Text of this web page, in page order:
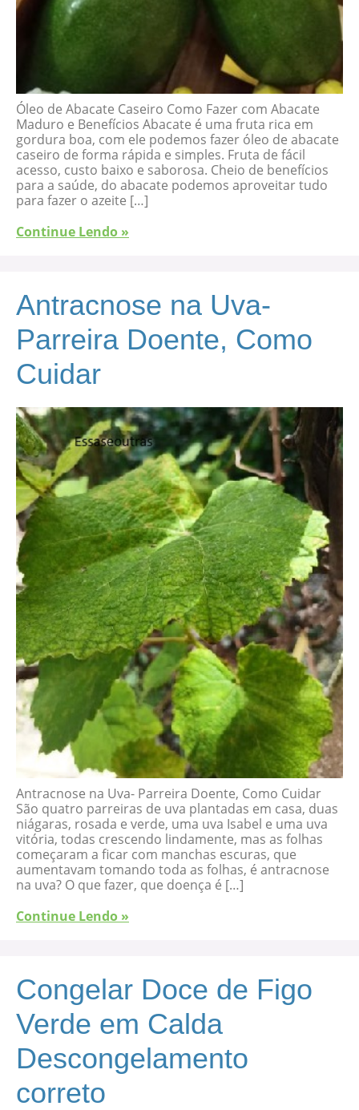
Óleo de Abacate Caseiro Como Fazer com Abacate
Maduro e Benefícios Abacate é uma fruta rica em
gordura boa, com ele podemos fazer óleo de abacate
caseiro de forma rápida e simples. Fruta de fácil
acesso, custo baixo e saborosa. Cheio de benefícios
para a saúde, do abacate podemos aproveitar tudo
para fazer o azeite […]
Continue Lendo »
Antracnose na Uva-
Parreira Doente, Como
Cuidar
Antracnose na Uva- Parreira Doente, Como Cuidar
São quatro parreiras de uva plantadas em casa, duas
niágaras, rosada e verde, uma uva Isabel e uma uva
vitória, todas crescendo lindamente, mas as folhas
começaram a ficar com manchas escuras, que
aumentavam tomando toda as folhas, é antracnose
na uva? O que fazer, que doença é […]
Continue Lendo »
Congelar Doce de Figo
Verde em Calda
Descongelamento
correto